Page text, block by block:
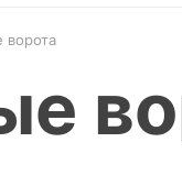
ворота